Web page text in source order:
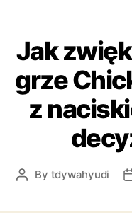
Jak
grze
z
By tdywahyudi